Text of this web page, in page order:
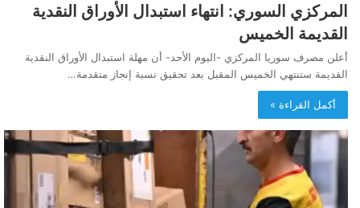
المركزي السوري: انتهاء استبدال الأوراق النقدية
القديمة الخميس
أعلن مصرف سوريا المركزي -اليوم الأحد- أن مهلة استبدال الأوراق النقدية
القديمة ستنتهي الخميس المقبل بعد تحقيق نسبة إنجاز متقدمة…
أكمل القراءة »